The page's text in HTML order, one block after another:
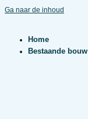
Ga naar de inhoud
Home
Bestaande bouw